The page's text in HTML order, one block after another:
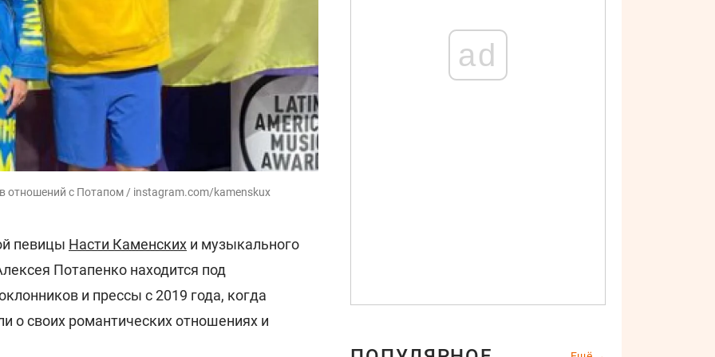
отношений с Потапом / instagram.com/kamenskux
певицы Насти Каменских и музыкального
Потапенко находится под
и прессы с 2019 года, когда
о своих романтических отношениях и
ad